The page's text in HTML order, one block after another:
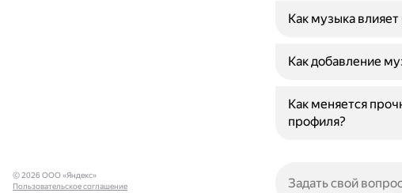
Как музыка
Как добавление
Как меняется
профиля?
© 2026 ООО «Яндекс»
Пользовательское соглашение